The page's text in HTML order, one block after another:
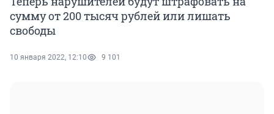
сумму от 200 тысяч рублей или лишать
свободы
10 января 2022, 12:10 9 101